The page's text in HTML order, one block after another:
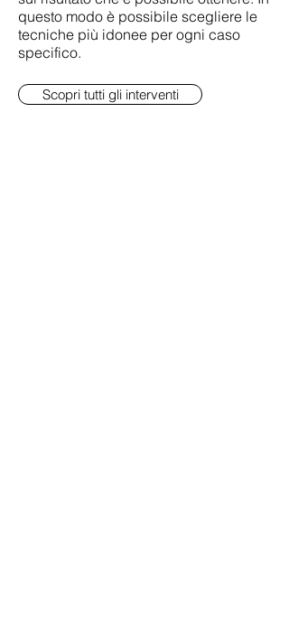
questo modo è possibile scegliere le
tecniche più idonee per ogni caso
specifico.
Scopri tutti gli interventi